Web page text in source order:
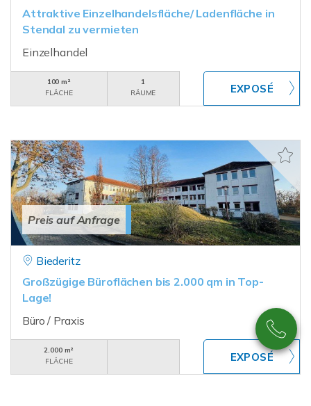
Attraktive Einzelhandelsfläche/ Ladenfläche in
Stendal zu vermieten
Einzelhandel
100 m²
FLÄCHE
1
RÄUME
Preis auf Anfrage
Biederitz
Großzügige Büroflächen bis 2.000 qm in Top-
Lage!
Büro / Praxis
2.000 m²
FLÄCHE